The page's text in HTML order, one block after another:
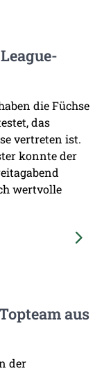
die Füchse
das
vertreten ist.
konnte der
wertvolle
aus
der